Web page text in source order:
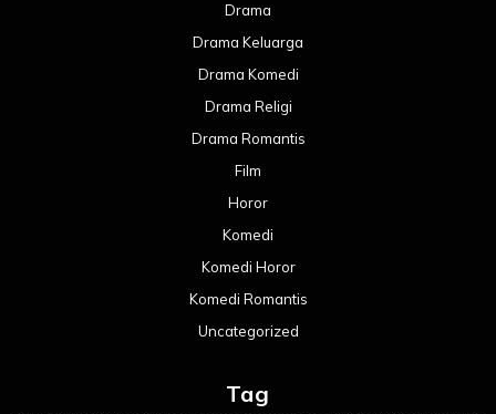
Drama
Drama Keluarga
Drama Komedi
Drama Religi
Drama Romantis
Film
Horor
Komedi
Komedi Horor
Komedi Romantis
Uncategorized
Tag